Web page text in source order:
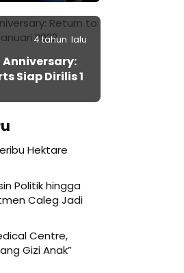
4 tahun lalu
Siap Dirilis 1
Hektare
Politik hingga
Caleg Jadi
Centre,
Gizi Anak”